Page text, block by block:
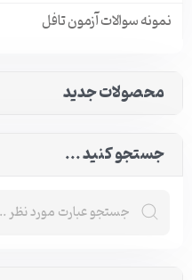
نمونه سوالات آزمون تافل
محصولات جدید
جستجو کنید ...